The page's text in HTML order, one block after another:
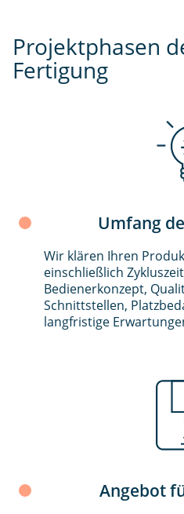
Projektphasen
Fertigung
Umfang
Wir klären Ihren
einschließlich
Bedienerkonzept,
Schnittstellen,
langfristige
Angebot